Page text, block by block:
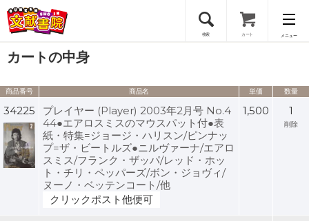
検索 カート メニュー
会員登録
ログイン
カートの中身
商品番号 商品名 単価 数量
34225
プレイヤー (Player) 2003年2月号 No.4
44●エアロスミスのマウスパット付●表
紙・特集=ジョージ・ハリスン/ピンナッ
プ=ザ・ビートルズ●ニルヴァーナ/エアロ
スミス/フランク・ザッパ/レッド・ホッ
ト・チリ・ペッパーズ/ボン・ジョヴィ/
ヌーノ・ベッテンコート/他
クリックポスト他便可
1,500 1
削除